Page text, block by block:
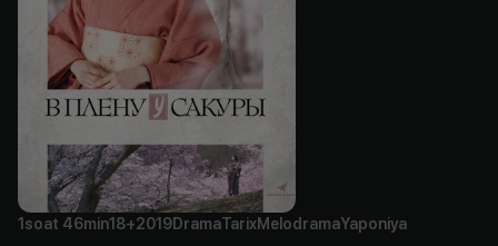
1soat 46min18+2019DramaTarixMelodramaYaponiya